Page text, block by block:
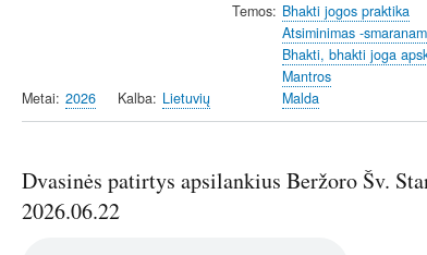
Metai 2026 Kalba Lietuvių
Temos Bhakti jogos praktika
Atsiminimas -
Bhakti, bhakti joga
Mantros
Malda
Dvasinės patirtys apsilankius Beržoro Šv.
2026.06.22